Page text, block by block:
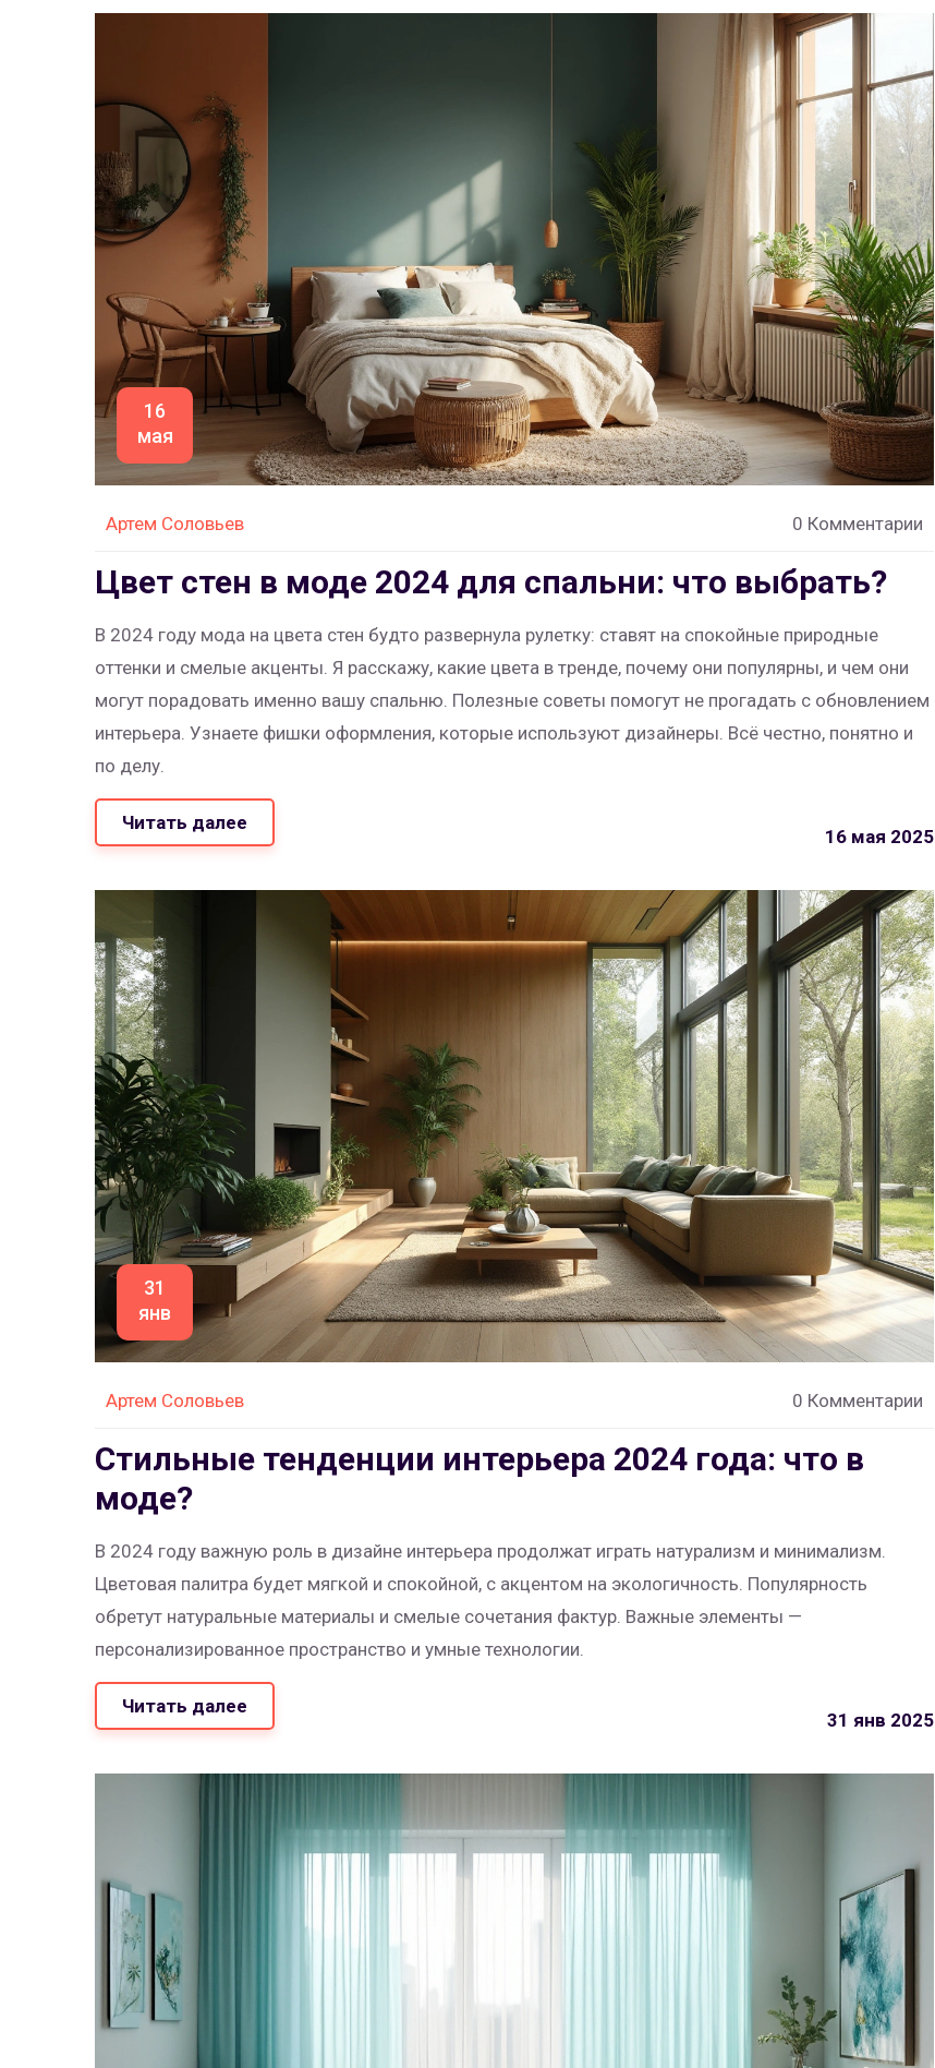
16
мая
Артем Соловьев 0 Комментарии
Цвет стен в моде 2024 для спальни: что выбрать?
В 2024 году мода на цвета стен будто развернула рулетку: ставят на спокойные природные
оттенки и смелые акценты. Я расскажу, какие цвета в тренде, почему они популярны, и чем они
могут порадовать именно вашу спальню. Полезные советы помогут не прогадать с обновлением
интерьера. Узнаете фишки оформления, которые используют дизайнеры. Всё честно, понятно и
по делу.
Читать далее
16 мая 2025
31
янв
Артем Соловьев 0 Комментарии
Стильные тенденции интерьера 2024 года: что в
моде?
В 2024 году важную роль в дизайне интерьера продолжат играть натурализм и минимализм.
Цветовая палитра будет мягкой и спокойной, с акцентом на экологичность. Популярность
обретут натуральные материалы и смелые сочетания фактур. Важные элементы —
персонализированное пространство и умные технологии.
Читать далее
31 янв 2025